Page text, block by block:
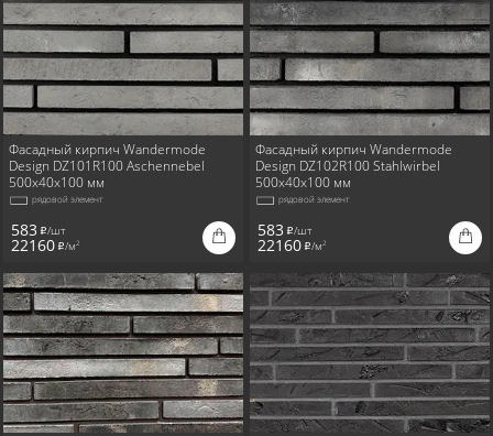
Фасадный кирпич Wandermode
Design DZ101R100 Aschennebel
500x40x100 мм
рядовой элемент
583 i/шт
22160 i/м2
Фасадный кирпич Wandermode
Design DZ102R100 Stahlwirbel
500x40x100 мм
рядовой элемент
583 i/шт
22160 i/м2